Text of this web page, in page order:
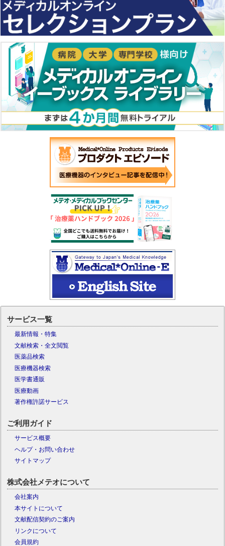
サービス一覧
最新情報・特集
文献検索・全文閲覧
医薬品検索
医療機器検索
医学書通販
医療動画
著作権許諾サービス
ご利用ガイド
サービス概要
ヘルプ・お問い合わせ
サイトマップ
株式会社メテオについて
会社案内
本サイトについて
文献配信契約のご案内
リンクについて
会員規約